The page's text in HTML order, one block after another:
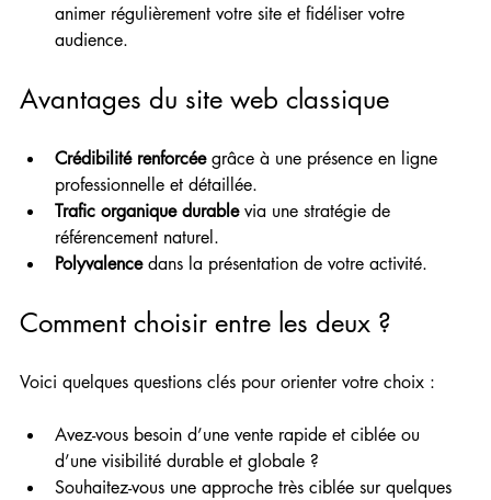
animer régulièrement votre site et fidéliser votre
audience.
Avantages du site web classique
Crédibilité renforcée grâce à une présence en ligne
professionnelle et détaillée.
Trafic organique durable via une stratégie de
référencement naturel.
Polyvalence dans la présentation de votre activité.
Comment choisir entre les deux ?
Voici quelques questions clés pour orienter votre choix :
Avez-vous besoin d’une vente rapide et ciblée ou
d’une visibilité durable et globale ?
Souhaitez-vous une approche très ciblée sur quelques